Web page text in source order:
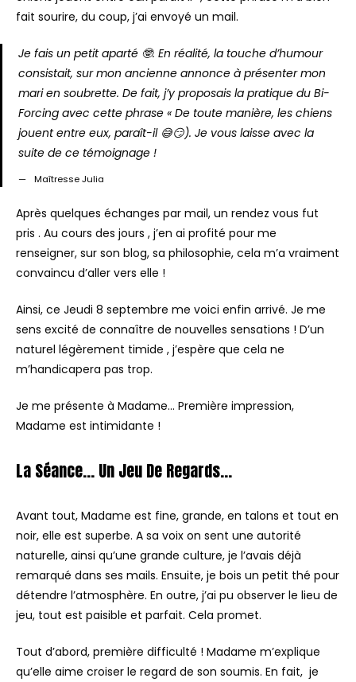
fait sourire, du coup, j’ai envoyé un mail.
Je fais un petit aparté 🤓. En réalité, la touche d’humour
consistait, sur mon ancienne annonce à présenter mon
mari en soubrette. De fait, j’y proposais la pratique du Bi-
Forcing avec cette phrase « De toute manière, les chiens
jouent entre eux, paraît-il 😅😏). Je vous laisse avec la
suite de ce témoignage !
Maîtresse Julia
Après quelques échanges par mail, un rendez vous fut
pris . Au cours des jours , j’en ai profité pour me
renseigner, sur son blog, sa philosophie, cela m’a vraiment
convaincu d’aller vers elle !
Ainsi, ce Jeudi 8 septembre me voici enfin arrivé. Je me
sens excité de connaître de nouvelles sensations ! D’un
naturel légèrement timide , j’espère que cela ne
m’handicapera pas trop.
Je me présente à Madame… Première impression,
Madame est intimidante !
La Séance… Un Jeu De Regards…
Avant tout, Madame est fine, grande, en talons et tout en
noir, elle est superbe. A sa voix on sent une autorité
naturelle, ainsi qu’une grande culture, je l’avais déjà
remarqué dans ses mails. Ensuite, je bois un petit thé pour
détendre l’atmosphère. En outre, j’ai pu observer le lieu de
jeu, tout est paisible et parfait. Cela promet.
Tout d’abord, première difficulté ! Madame m’explique
qu’elle aime croiser le regard de son soumis. En fait, je